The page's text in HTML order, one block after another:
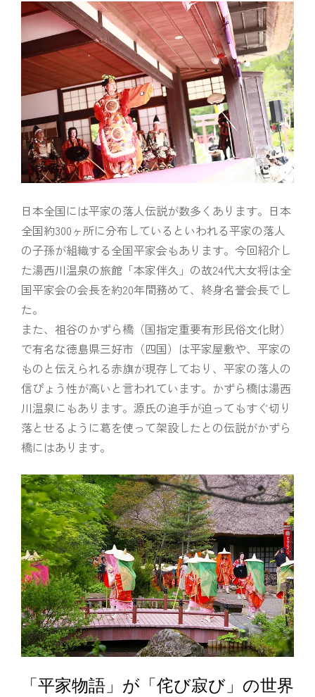
日本全国には平家の落人伝説が数多くあります。日本
全国約300ヶ所に分布しているといわれる平家の落人
の子孫が組織する全国平家会もあります。今回紹介し
た湯西川温泉の旅館「本家伴久」の故24代大女将は全
国平家会の会長を約20年間務めて、終身名誉会長でし
た。
また、祖谷のかずら橋（国指定重要有形民俗文化財）
で有名な徳島県三好市（四国）は平家屋敷や、平家の
ものと伝えられる赤旗が現存しており、平家の落人の
信ぴょう性が高いと言われています。かずら橋は湯西
川温泉にもあります。源氏の追手が迫ってもすぐ切り
落とせるように葛を使って架設したとの伝説がかずら
橋にはあります。
「平家物語」が「侘び寂び」の世界